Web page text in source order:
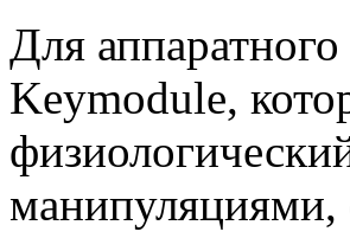
Для
Keymodule,
манипуляциями,